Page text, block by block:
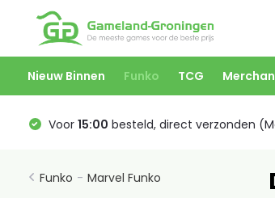
Nieuw Binnen Funko TCG
Voor 15:00 besteld, direct verzonden
Funko - Marvel Funko